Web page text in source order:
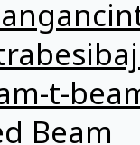
t-
Beam